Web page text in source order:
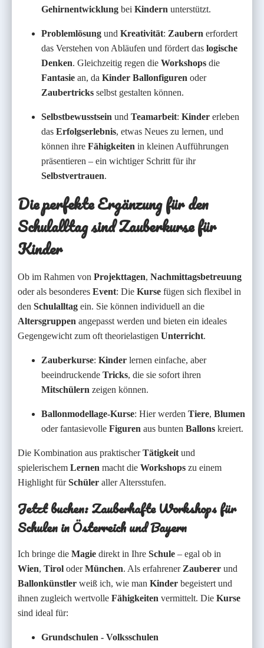
Gehirnentwicklung bei Kindern unterstützt.
Problemlösung und Kreativität: Zaubern erfordert
das Verstehen von Abläufen und fördert das logische
Denken. Gleichzeitig regen die Workshops die
Fantasie an, da Kinder Ballonfiguren oder
Zaubertricks selbst gestalten können.
Selbstbewusstsein und Teamarbeit: Kinder erleben
das Erfolgserlebnis, etwas Neues zu lernen, und
können ihre Fähigkeiten in kleinen Aufführungen
präsentieren – ein wichtiger Schritt für ihr
Selbstvertrauen.
Die perfekte Ergänzung für den
Schulalltag sind Zauberkurse für
Kinder
Ob im Rahmen von Projekttagen, Nachmittagsbetreuung
oder als besonderes Event: Die Kurse fügen sich flexibel in
den Schulalltag ein. Sie können individuell an die
Altersgruppen angepasst werden und bieten ein ideales
Gegengewicht zum oft theorielastigen Unterricht.
Zauberkurse: Kinder lernen einfache, aber
beeindruckende Tricks, die sie sofort ihren
Mitschülern zeigen können.
Ballonmodellage-Kurse: Hier werden Tiere, Blumen
oder fantasievolle Figuren aus bunten Ballons kreiert.
Die Kombination aus praktischerTätigkeit und
spielerischem Lernen macht die Workshops zu einem
Highlight fürSchüler aller Altersstufen.
Jetzt buchen: Zauberhafte Workshops für
Schulen in Österreich und Bayern
Ich bringe die Magie direkt in Ihre Schule – egal ob in
Wien, Tirol oderMünchen. Als erfahrener Zauberer und
Ballonkünstler weiß ich, wie man Kinder begeistert und
ihnen zugleich wertvolle Fähigkeiten vermittelt. Die Kurse
sind ideal für:
Grundschulen - Volksschulen